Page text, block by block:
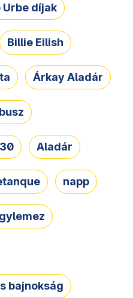
Urbe díjak
Billie Eilish
Árkay Aladár
Aladár
napp
bajnokság